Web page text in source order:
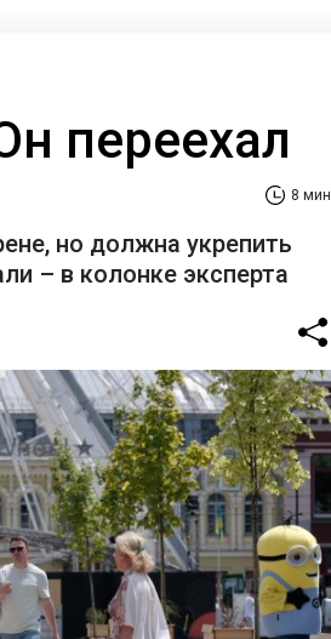
переехал
8 мин
но должна укрепить
– в колонке эксперта